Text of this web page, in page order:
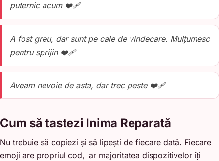
puternic acum ❤️‍🩹
A fost greu, dar sunt pe cale de vindecare. Mulțumesc
pentru sprijin ❤️‍🩹
Aveam nevoie de asta, dar trec peste ❤️‍🩹
Cum să tastezi Inima Reparată
Nu trebuie să copiezi și să lipești de fiecare dată. Fiecare
emoji are propriul cod, iar majoritatea dispozitivelor îți